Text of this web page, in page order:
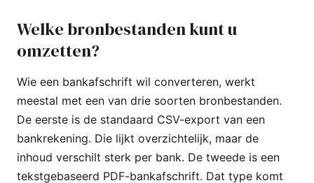
Welke bronbestanden kunt u
omzetten?
Wie een bankafschrift wil converteren, werkt
meestal met een van drie soorten bronbestanden.
De eerste is de standaard CSV-export van een
bankrekening. Die lijkt overzichtelijk, maar de
inhoud verschilt sterk per bank. De tweede is een
tekstgebaseerd PDF-bankafschrift. Dat type komt